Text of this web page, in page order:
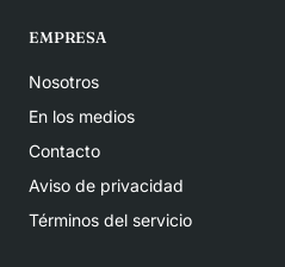
EMPRESA
Nosotros
En los medios
Contacto
Aviso de privacidad
Términos del servicio